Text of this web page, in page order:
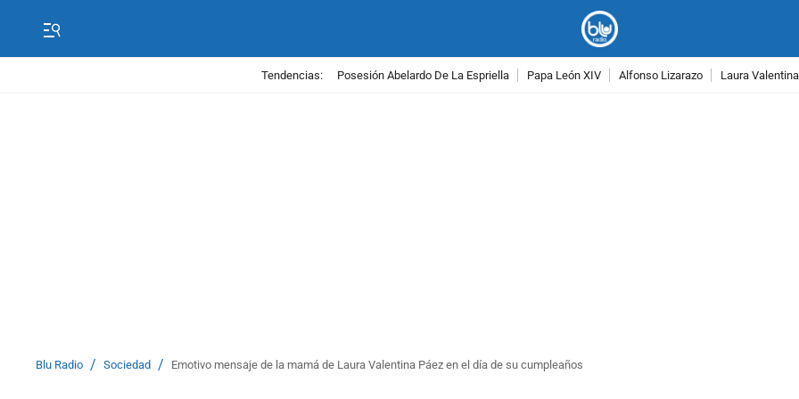
Tendencias: Posesión Abelardo De La Espriella Papa León XIV Alfonso Lizarazo Laura
Blu Radio / Sociedad / Emotivo mensaje de la mamá de Laura Valentina Páez en el día de su cumpleaños